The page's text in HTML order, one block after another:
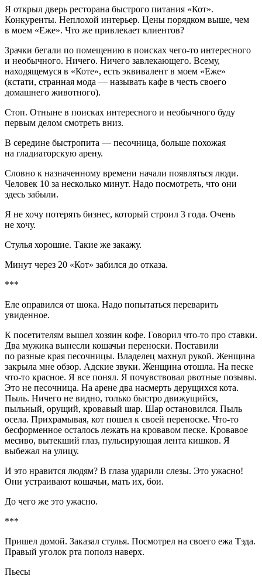
Я открыл дверь ресторана быстрого питания «Кот».
Конкуренты. Неплохой интерьер. Цены порядком выше, чем
в моем «Еже». Что же привлекает клиентов?
Зрачки бегали по помещению в поисках чего-то интересного
и необычного. Ничего. Ничего завлекающего. Всему,
находящемуся в «Коте», есть эквивалент в моем «Еже»
(кстати, странная мода — называть кафе в честь своего
домашнего животного).
Стоп. Отныне в поисках интересного и необычного буду
первым делом смотреть вниз.
В середине быстропита — песочница, больше похожая
на гладиаторскую арену.
Словно к назначенному времени начали появляться люди.
Человек 10 за несколько минут. Надо посмотреть, что они
здесь забыли.
Я не хочу потерять бизнес, который строил 3 года. Очень
не хочу.
Стулья хорошие. Такие же закажу.
Минут через 20 «Кот» забился до отказа.
***
Еле оправился от шока. Надо попытаться переварить
увиденное.
К посетителям вышел хозяин кофе. Говорил что-то про ставки.
Два мужика вынесли кошачьи переноски. Поставили
по разные края песочницы. Владелец махнул рукой. Женщина
закрыла мне обзор. Адские звуки. Женщина отошла. На песке
что-то красное. Я все понял. Я почувствовал рвотные позывы.
Это не песочница. На арене два насмерть дерущихся кота.
Пыль. Ничего не видно, только быстро движущийся,
пыльный, орущий, кровавый шар. Шар остановился. Пыль
осела. Прихрамывая, кот пошел к своей переноске. Что-то
бесформенное осталось лежать на кровавом песке. Кровавое
месиво, вытекший глаз, пульсирующая лента кишков. Я
выбежал на улицу.
И это нравится людям? В глаза ударили слезы. Это ужасно!
Они устраивают кошачьи, мать их, бои.
До чего же это ужасно.
***
Пришел домой. Заказал стулья. Посмотрел на своего ежа Тэда.
Правый уголок рта пополз наверх.
Пьесы